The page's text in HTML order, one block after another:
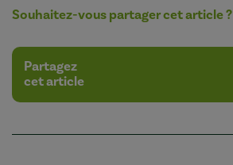
Souhaitez-vous partager cet article ?
Partagez
cet article